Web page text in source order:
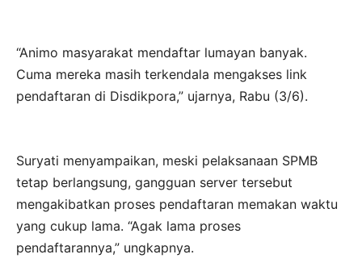
“Animo masyarakat mendaftar lumayan banyak.
Cuma mereka masih terkendala mengakses link
pendaftaran di Disdikpora,” ujarnya, Rabu (3/6).
Suryati menyampaikan, meski pelaksanaan SPMB
tetap berlangsung, gangguan server tersebut
mengakibatkan proses pendaftaran memakan waktu
yang cukup lama. “Agak lama proses
pendaftarannya,” ungkapnya.